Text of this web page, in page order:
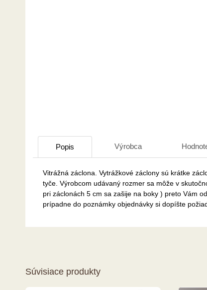
Popis Výrobca
Vitrážná záclona. Vytrážkové záclony sú krátke
tyče. Výrobcom udávaný rozmer sa môže v
pri záclonách 5 cm sa zašije na boky ) preto Vám
prípadne do poznámky objednávky si dopíšte
Súvisiace produkty